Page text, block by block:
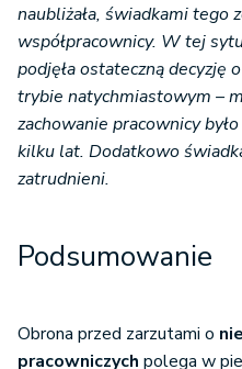
naubliżała, świadkami tego
współpracownicy. W tej
podjęła ostateczną decyzję
trybie natychmiastowym –
zachowanie pracownicy
kilku lat. Dodatkowo
zatrudnieni.
Podsumowanie
Obrona przed zarzutami o
pracowniczych polega w